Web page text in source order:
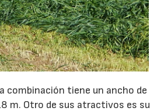
combinación tiene un ancho de
m. Otro de sus atractivos es su